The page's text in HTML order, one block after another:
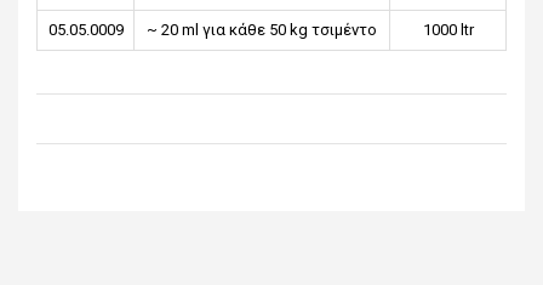
05.05.0009 ~ 20 ml για κάθε 50 kg τσιμέντο 1000 ltr